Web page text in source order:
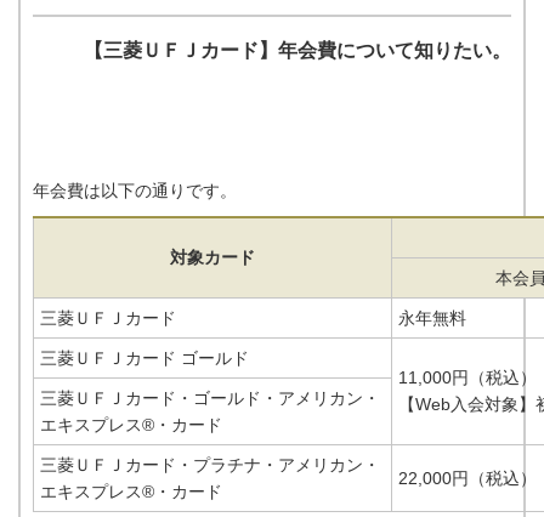
【三菱ＵＦＪカード】年会費について知りたい。
年会費は以下の通りです。
対象カード
本会
三菱ＵＦＪカード 永年無料
三菱ＵＦＪカード ゴールド
11,000円（税込）
【Web入会対象】
三菱ＵＦＪカード・ゴールド・アメリカン・
エキスプレス®・カード
三菱ＵＦＪカード・プラチナ・アメリカン・
エキスプレス®・カード
22,000円（税込）